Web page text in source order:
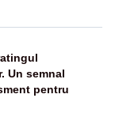
Un semnal
pentru